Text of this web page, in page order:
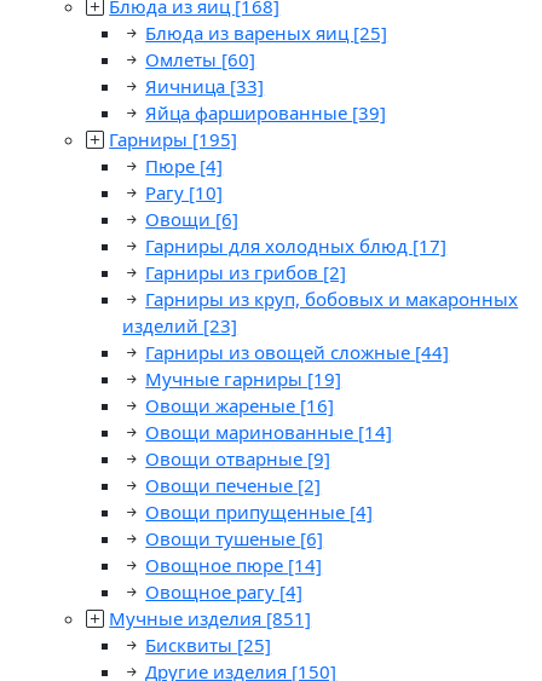
Блюда из яиц [168]
Блюда из вареных яиц [25]
Омлеты [60]
Яичница [33]
Яйца фаршированные [39]
Гарниры [195]
Пюре [4]
Рагу [10]
Овощи [6]
Гарниры для холодных блюд [17]
Гарниры из грибов [2]
Гарниры из круп, бобовых и макаронных
изделий [23]
Гарниры из овощей сложные [44]
Мучные гарниры [19]
Овощи жареные [16]
Овощи маринованные [14]
Овощи отварные [9]
Овощи печеные [2]
Овощи припущенные [4]
Овощи тушеные [6]
Овощное пюре [14]
Овощное рагу [4]
Мучные изделия [851]
Бисквиты [25]
Другие изделия [150]